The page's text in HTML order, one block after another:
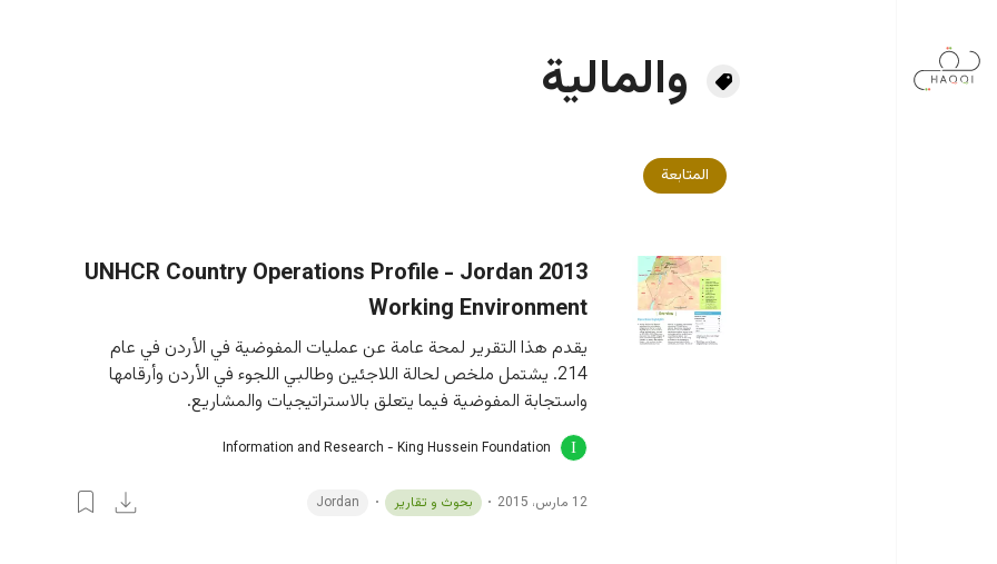
والمالية
المتابعة
2013 UNHCR Country Operations Profile - Jordan
Working Environment
يقدم هذا التقرير لمحة عامة عن عمليات المفوضية في الأردن في عام
214. يشتمل ملخص لحالة اللاجئين وطالبي اللجوء في الأردن وأرقامها
واستجابة المفوضية فيما يتعلق بالاستراتيجيات والمشاريع.
Information and Research - King Hussein Foundation
12 مارس، 2015 بحوث و تقارير Jordan